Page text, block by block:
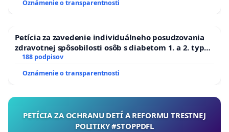
Oznámenie o transparentnosti
Petícia za zavedenie individuálneho posudzovania
zdravotnej spôsobilosti osôb s diabetom 1. a 2. typu
pri prijímaní do Policajného zboru SR
188 podpisov
Oznámenie o transparentnosti
PETÍCIA ZA OCHRANU DETÍ A REFORMU TRESTNEJ
POLITIKY #STOPPDFL